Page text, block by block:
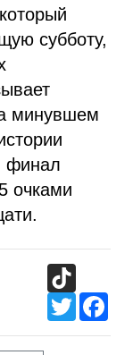
субботу,
минувшем
финал
очками
Twitter